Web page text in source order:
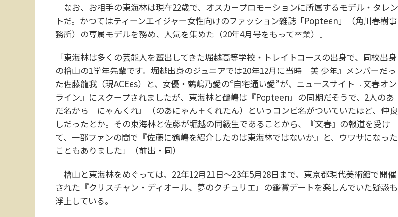
なお、お相手の東海林は現在22歳で、オスカープロモーションに所属するモデル・タレン
トだ。かつてはティーンエイジャー女性向けのファッション雑誌「Popteen」（角川春樹事
務所）の専属モデルを務め、人気を集めた（20年4月号をもって卒業）。
「東海林は多くの芸能人を輩出してきた堀越高等学校・トレイトコースの出身で、同校出身
の檜山の1学年先輩です。堀越出身のジュニアでは20年12月に当時『美 少年』メンバーだっ
た佐藤龍我（現ACEes）と、女優・鶴嶋乃愛の“自宅通い愛”が、ニュースサイト『文春オン
ライン』にスクープされましたが、東海林と鶴嶋は『Popteen』の同期だそうで、2人のあ
だ名から『にゃんくれ』（のあにゃん＋くれたん）というコンビ名がついていたほど、仲良
しだったとか。その東海林と佐藤が堀越の同級生であることから、『文春』の報道を受け
て、一部ファンの間で『佐藤に鶴嶋を紹介したのは東海林ではないか』と、ウワサになった
こともありました」（前出・同）
檜山と東海林をめぐっては、22年12月21日～23年5月28日まで、東京都現代美術館で開催
された『クリスチャン・ディオール、夢のクチュリエ』の鑑賞デートを楽しんでいた疑惑も
浮上している。